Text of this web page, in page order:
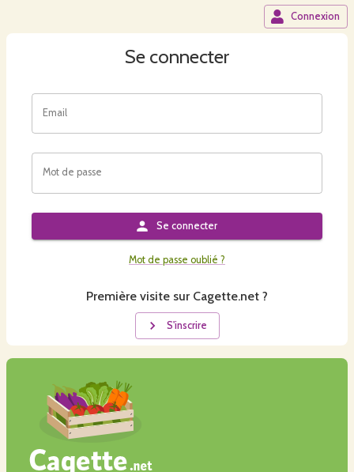
Connexion
Se connecter
Email
Mot de passe
Se connecter
Mot de passe oublié ?
Première visite sur Cagette.net ?
S'inscrire